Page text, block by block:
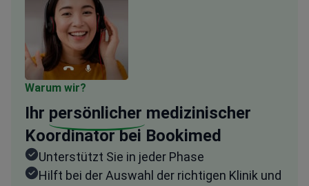
Warum wir?
Ihr persönlicher medizinischer
Koordinator bei Bookimed
Unterstützt Sie in jeder Phase
Hilft bei der Auswahl der richtigen Klinik und